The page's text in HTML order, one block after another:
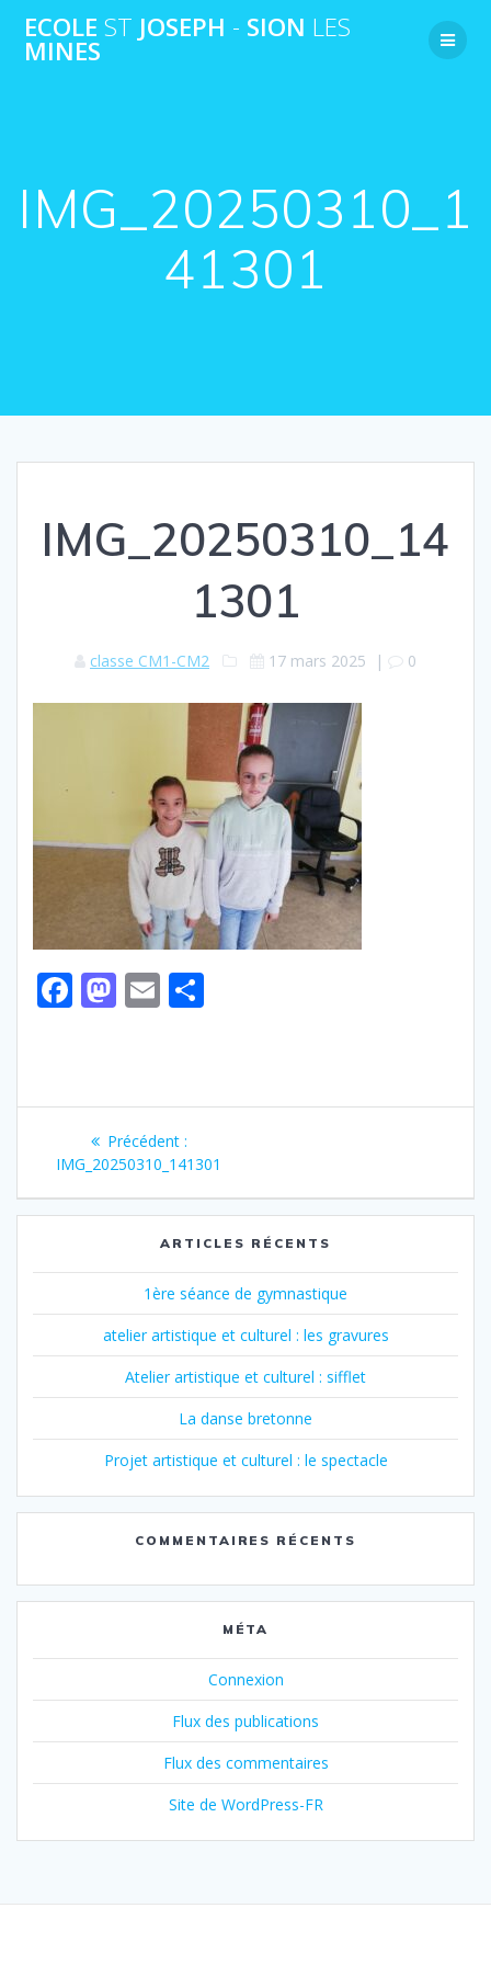
au
ECOLE ST JOSEPH - SION LES
MINES
IMG_20250310_1
41301
IMG_20250310_14
1301
classe CM1-CM2 17 mars 2025 | 0
F
b
o
o
k
M
d
o
n
E
l g
Navigation
de
l’article
Précédent :Article
précédent
IMG_20250310_141301
ARTICLES RÉCENTS
1ère séance de gymnastique
atelier artistique et culturel : les gravures
Atelier artistique et culturel : sifflet
La danse bretonne
Projet artistique et culturel : le spectacle
COMMENTAIRES RÉCENTS
MÉTA
Connexion
Flux des publications
Flux des commentaires
Site de WordPress-FR